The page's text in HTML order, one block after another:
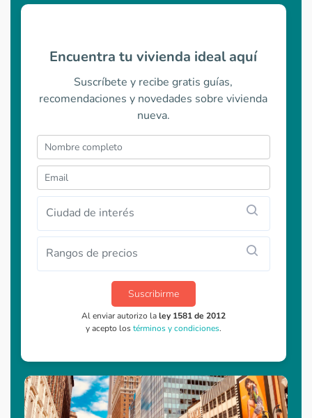
Encuentra tu vivienda ideal aquí
Suscríbete y recibe gratis guías,
recomendaciones y novedades sobre vivienda
nueva.
Ciudad de interés
Rangos de precios
Suscribirme
Al enviar autorizo laley 1581 de 2012
y acepto lostérminos y condiciones.